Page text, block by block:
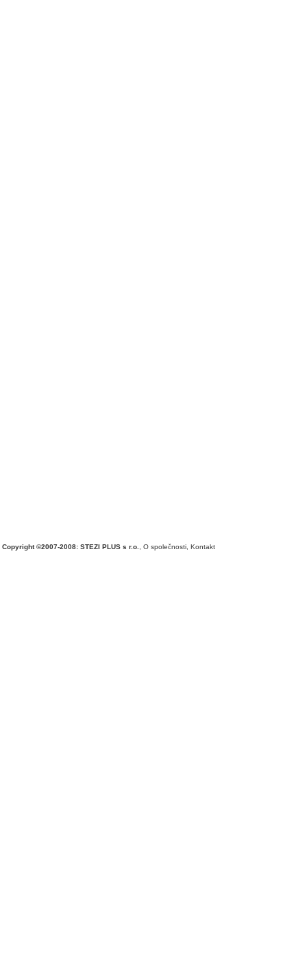
Copyright ©2007-2008: STEZI PLUS s r.o. O společnosti Kontakt